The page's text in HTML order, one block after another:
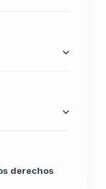
derechos